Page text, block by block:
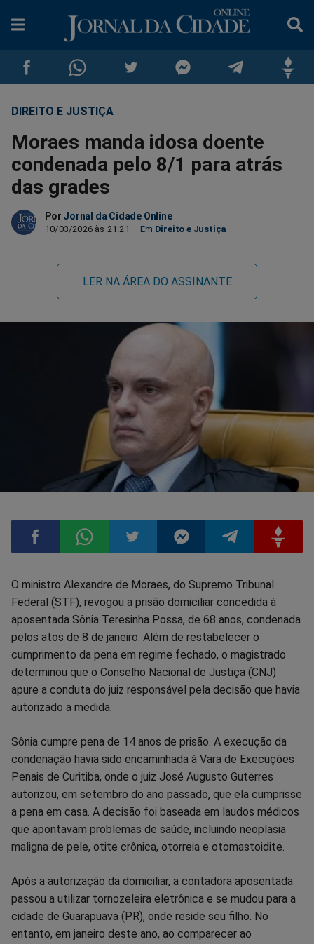
Compartilhar
no
Facebook
Compartilhar
no
Whatsapp
Compartilhar
no
Twitter
no
no
DIREITO E JUSTIÇA
Moraes manda idosa doente
condenada pelo 8/1 para atrás
das grades
Por Jornal da Cidade Online
10/03/2026 às 21:21 Direito e Justiça
LER NA ÁREA DO ASSINANTE
Compartilhar
no
Facebook
Compartilhar
no
Whatsapp
Compartilhar
no
Twitter
Compartilhar
no
Messenger
Compartilhar
no
Telegram
no
Gettr
O ministro Alexandre de Moraes, do Supremo Tribunal
Federal (STF), revogou a prisão domiciliar concedida à
aposentada Sônia Teresinha Possa, de 68 anos, condenada
pelos atos de 8 de janeiro. Além de restabelecer o
cumprimento da pena em regime fechado, o magistrado
determinou que o Conselho Nacional de Justiça (CNJ)
apure a conduta do juiz responsável pela decisão que havia
autorizado a medida.
Sônia cumpre pena de 14 anos de prisão. A execução da
condenação havia sido encaminhada à Vara de Execuções
Penais de Curitiba, onde o juiz José Augusto Guterres
autorizou, em setembro do ano passado, que ela cumprisse
a pena em casa. A decisão foi baseada em laudos médicos
que apontavam problemas de saúde, incluindo neoplasia
maligna de pele, otite crônica, otorreia e otomastoidite.
Após a autorização da domiciliar, a contadora aposentada
passou a utilizar tornozeleira eletrônica e se mudou para a
cidade de Guarapuava (PR), onde reside seu filho. No
entanto, em janeiro deste ano, ao comparecer ao